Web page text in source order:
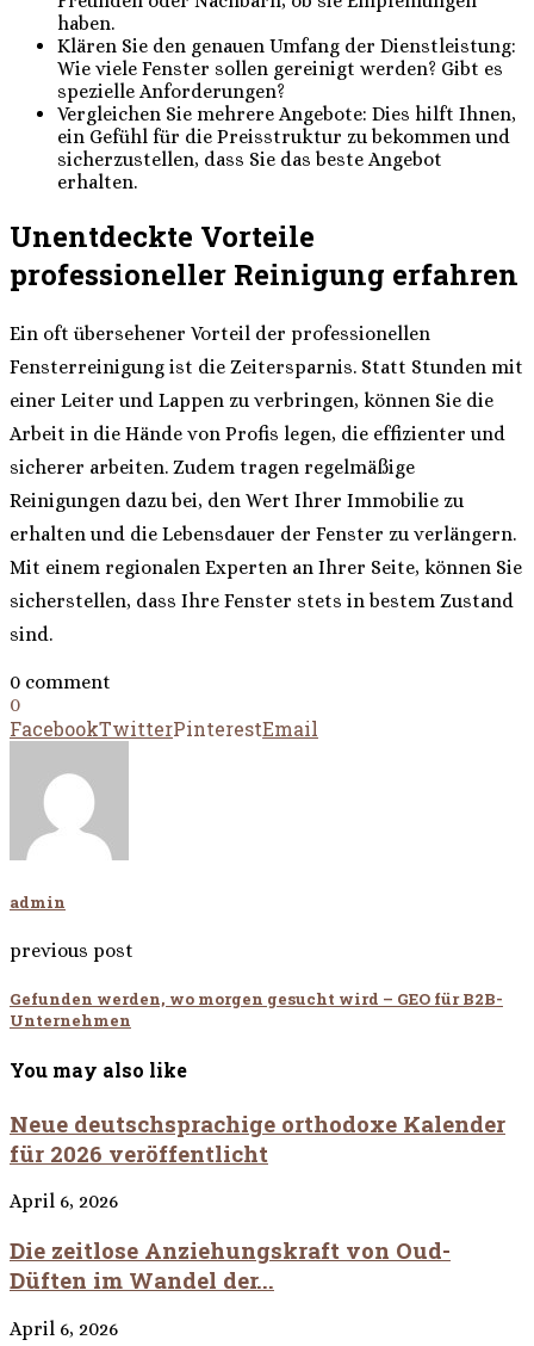
haben.
Klären Sie den genauen Umfang der Dienstleistung:
Wie viele Fenster sollen gereinigt werden? Gibt es
spezielle Anforderungen?
Vergleichen Sie mehrere Angebote: Dies hilft Ihnen,
ein Gefühl für die Preisstruktur zu bekommen und
sicherzustellen, dass Sie das beste Angebot
erhalten.
Unentdeckte Vorteile
professioneller Reinigung erfahren
Ein oft übersehener Vorteil der professionellen
Fensterreinigung ist die Zeitersparnis. Statt Stunden mit
einer Leiter und Lappen zu verbringen, können Sie die
Arbeit in die Hände von Profis legen, die effizienter und
sicherer arbeiten. Zudem tragen regelmäßige
Reinigungen dazu bei, den Wert Ihrer Immobilie zu
erhalten und die Lebensdauer der Fenster zu verlängern.
Mit einem regionalen Experten an Ihrer Seite, können Sie
sicherstellen, dass Ihre Fenster stets in bestem Zustand
sind.
0 comment
0
FacebookTwitterPinterestEmail
admin
previous post
Gefunden werden, wo morgen gesucht wird – GEO für B2B-
Unternehmen
You may also like
Neue deutschsprachige orthodoxe Kalender
für 2026 veröffentlicht
April 6, 2026
Die zeitlose Anziehungskraft von Oud-
Düften im Wandel der...
April 6, 2026